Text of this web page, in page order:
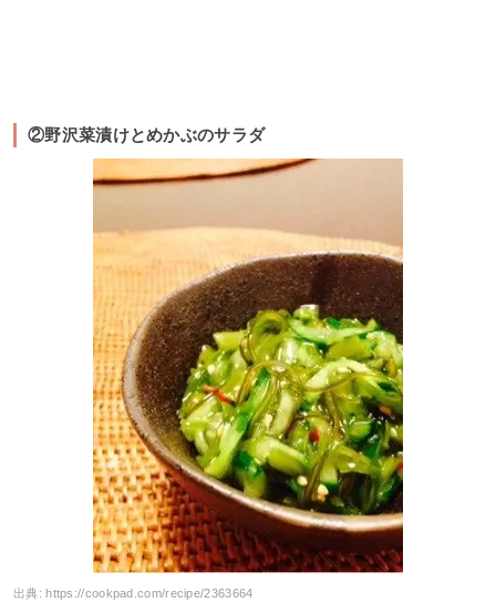
②野沢菜漬けとめかぶのサラダ
出典: https://cookpad.com/recipe/2363664